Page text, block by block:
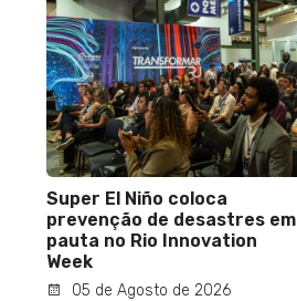
Super El Niño coloca
prevenção de desastres em
pauta no Rio Innovation
Week
05 de Agosto de 2026